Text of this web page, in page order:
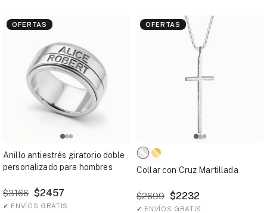
OFERTAS
Anillo antiestrés giratorio doble
personalizado para hombres
$3166 $2457
✓ ENVÍOS GRATIS
OFERTAS
Collar con Cruz Martillada
$2699 $2232
✓ ENVÍOS GRATIS